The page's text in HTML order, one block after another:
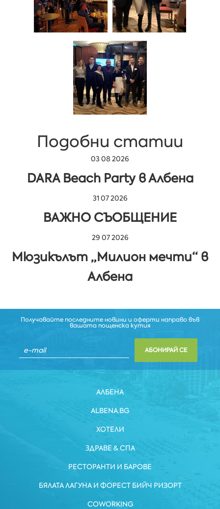
Подобни статии
03 08 2026
DARA Beach Party в Албена
31 07 2026
ВАЖНО СЪОБЩЕНИЕ
29 07 2026
Мюзикълът „Милион мечти“ в
Албена
Получавайте последните новини и оферти направо във
вашата пощенска кутия
АБОНИРАЙ СЕ
АЛБЕНА
ALBENA.BG
ХОТЕЛИ
ЗДРАВЕ & СПА
РЕСТОРАНТИ И БАРОВЕ
БЯЛАТА ЛАГУНА И ФОРЕСТ БИЙЧ РИЗОРТ
COWORKING